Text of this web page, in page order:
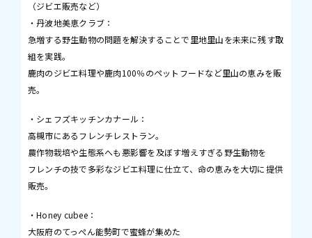
（ジビエ販売など）
・丹波地美恵クラブ：
急増する野生動物の問題を解決することで里地里山を未来に残す取
組を実践。
鹿肉のジビエ料理や鹿肉100％のペットフードなど里山の恵みを販
売。
・シェフズキッチンカナール：
高槻市にあるフレンチレストラン。
農作物栽培や生態系へも悪影響を及ぼす増えすぎる野生動物を
フレンチの技で多彩なジビエ料理に仕立て、命の恵みを大切に提供
販売。
・Honey cubee：
大阪府のてっぺん能勢町で蜜蜂が集めた